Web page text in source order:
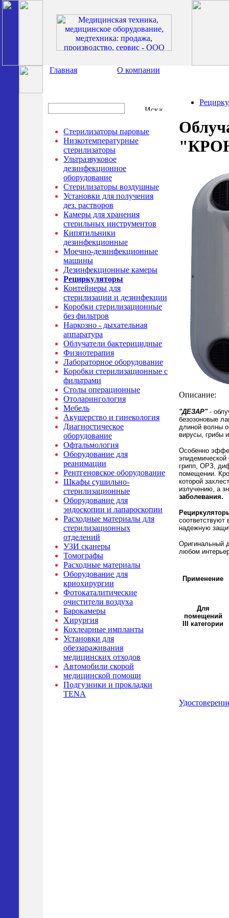
Главная О компании
Стерилизаторы паровые
Низкотемпературные
стерилизаторы
Ультразвуковое
дезинфекционное
оборудование
Стерилизаторы воздушные
Установки для получения
дез. растворов
Камеры для хранения
стерильных инструментов
Кипятильники
дезинфекционные
Моечно-дезинфекционные
машины
Дезинфекционные камеры
Рециркуляторы
Контейнеры для
стерилизации и дезинфекции
Коробки стерилизационные
без фильтров
Наркозно - дыхательная
аппаратура
Облучатели бактерицидные
Физиотерапия
Лабораторное оборудование
Коробки стерилизационные с
фильтрами
Столы операционные
Отоларингология
Мебель
Акушерство и гинекология
Диагностическое
оборудование
Офтальмология
Оборудование для
реанимации
Рентгеновское оборудование
Шкафы сушильно-
стерилизационные
Оборудование для
эндоскопии и лапароскопии
Расходные материалы для
стерилизационных
отделений
УЗИ сканеры
Томографы
Расходные материалы
Оборудование для
криохирургии
Фотокаталитические
очистители воздуха
Барокамеры
Хирургия
Кохлеарные импланты
Установки для
обеззараживания
медицинских отходов
Автомобили скорой
медицинской помощи
Подгузники и прокладки
TENA
Описание:
"ДЕЗАР"-
безозоновые
длиной волны
вирусы, грибы
Особенно
грипп, ОРЗ,
помещении.
которой
излучению, а
заболевания.
надежную
Оригинальный
любом
Применение
Для
помещений
III категории